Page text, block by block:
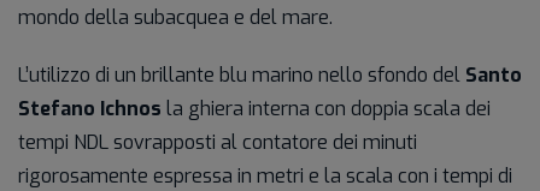
mondo della subacquea e del mare.
L’utilizzo di un brillante blu marino nello sfondo del Santo
Stefano Ichnos la ghiera interna con doppia scala dei
tempi NDL sovrapposti al contatore dei minuti
rigorosamente espressa in metri e la scala con i tempi di